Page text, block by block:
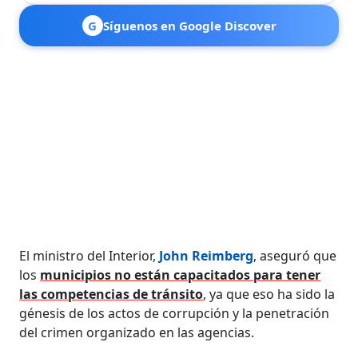
G Síguenos en Google Discover
El ministro del Interior, John Reimberg, aseguró que
los municipios no están capacitados para tener
las competencias de tránsito, ya que eso ha sido la
génesis de los actos de corrupción y la penetración
del crimen organizado en las agencias.